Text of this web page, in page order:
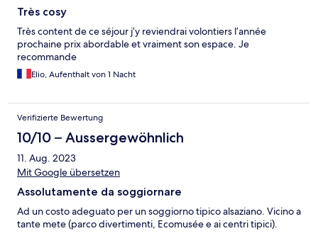
Très cosy
Très content de ce séjour j’y reviendrai volontiers l’année
prochaine prix abordable et vraiment son espace. Je
recommande
Elio, Aufenthalt von 1 Nacht
Verifizierte Bewertung
10/10 – Aussergewöhnlich
11. Aug. 2023
Mit Google übersetzen
Assolutamente da soggiornare
Ad un costo adeguato per un soggiorno tipico alsaziano. Vicino a
tante mete (parco divertimenti, Ecomusée e ai centri tipici).